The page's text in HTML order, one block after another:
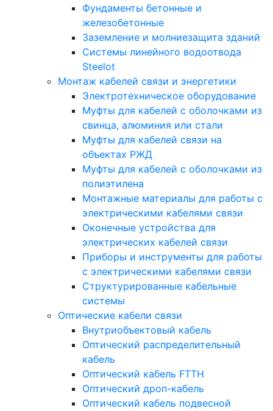
Фундаменты бетонные и
железобетонные
Заземление и молниезащита зданий
Системы линейного водоотвода
Steelot
Монтаж кабелей связи и энергетики
Электротехническое оборудование
Муфты для кабелей с оболочками из
свинца, алюминия или стали
Муфты для кабелей связи на
объектах РЖД
Муфты для кабелей с оболочками из
полиэтилена
Монтажные материалы для работы с
электрическими кабелями связи
Оконечные устройства для
электрических кабелей связи
Приборы и инструменты для работы
с электрическими кабелями связи
Структурированные кабельные
системы
Оптические кабели связи
Внутриобъектовый кабель
Оптический распределительный
кабель
Оптический кабель FTTH
Оптический дроп-кабель
Оптический кабель подвесной